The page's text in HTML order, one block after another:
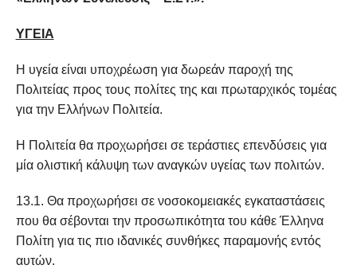
ΥΓΕΙΑ
Η υγεία είναι υποχρέωση για δωρεάν παροχή της
Πολιτείας προς τους πολίτες της και πρωταρχικός τομέας
για την Ελλήνων Πολιτεία.
Η Πολιτεία θα προχωρήσει σε τεράστιες επενδύσεις για
μία ολιστική κάλυψη των αναγκών υγείας των πολιτών.
13.1. Θα προχωρήσει σε νοσοκομειακές εγκαταστάσεις
που θα σέβονται την προσωπικότητα του κάθε Έλληνα
Πολίτη για τις πιο ιδανικές συνθήκες παραμονής εντός
αυτών.